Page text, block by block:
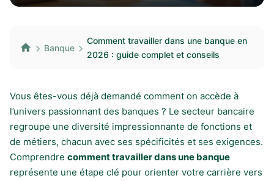
Banque
Comment travailler dans une banque en
2026 : guide complet et conseils
Vous êtes-vous déjà demandé comment on accède à
l’univers passionnant des banques ? Le secteur bancaire
regroupe une diversité impressionnante de fonctions et
de métiers, chacun avec ses spécificités et ses exigences.
Comprendre comment travailler dans une banque
représente une étape clé pour orienter votre carrière vers